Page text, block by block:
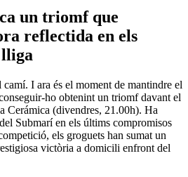
un triomf que
reflectida en els
I ara és el moment de mantindre el
ho obtenint un triomf davant el
Cerámica (divendres, 21.00h). Ha
Submarí en els últims compromisos
els groguets han sumat un
victòria a domicili enfront del